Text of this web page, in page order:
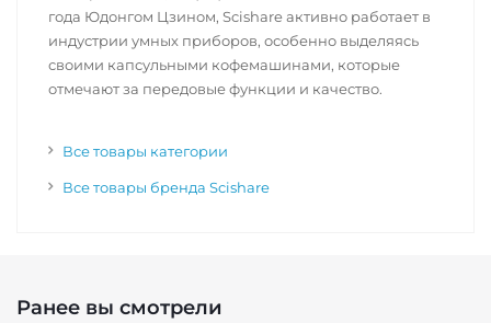
года Юдонгом Цзином, Scishare активно работает в
индустрии умных приборов, особенно выделяясь
своими капсульными кофемашинами, которые
отмечают за передовые функции и качество.
Все товары категории
Все товары бренда Scishare
Ранее вы смотрели